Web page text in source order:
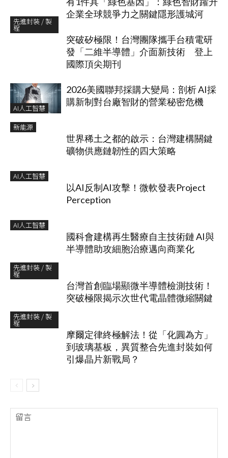
企業全球競爭力之關鍵隱形護城河
先進封裝 / 製
程
突破矽極限！台灣團隊攜手台積電研
發「二維半導體」介面新技術 登上
國際頂尖期刊
AI人工智慧
2026美國聯邦採購大變局：剖析 AI採
購新制對台廠智財的營業秘密危機
新能源
世界稀土之都的啟示：台灣建構關鍵
礦物供應鏈韌性的四大策略
AI人工智慧
以AI反制AI攻擊！微軟發表Project
Perception
AI人工智慧
國科會建構再生醫療自主技術鏈 AI與
半導體助攻細胞治療邁向商業化
先進封裝 / 製
程
台灣首創臨場顯微半導體檢測技術！
突破極限揭示次世代電晶體微縮關鍵
先進封裝 / 製
程
摩爾定律終極解法！從「化圓為方」
到玻璃基板，異質整合先進封裝如何
引爆晶片新戰局？